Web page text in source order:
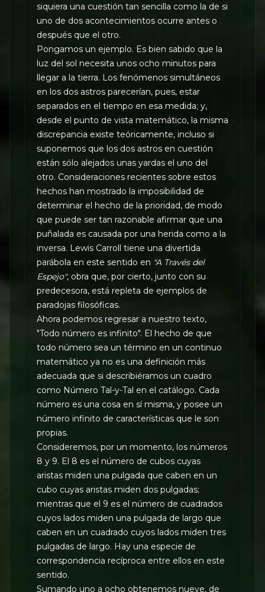
siquiera una cuestión tan sencilla como la de si
uno de dos acontecimientos ocurre antes o
después que el otro.
Pongamos un ejemplo. Es bien sabido que la
luz del sol necesita unos ocho minutos para
llegar a la tierra. Los fenómenos simultáneos
en los dos astros parecerían, pues, estar
separados en el tiempo en esa medida; y,
desde el punto de vista matemático, la misma
discrepancia existe teóricamente, incluso si
suponemos que los dos astros en cuestión
están sólo alejados unas yardas el uno del
otro. Consideraciones recientes sobre estos
hechos han mostrado la imposibilidad de
determinar el hecho de la prioridad, de modo
que puede ser tan razonable afirmar que una
puñalada es causada por una herida como a la
inversa. Lewis Carroll tiene una divertida
parábola en este sentido en "A Través del
Espejo", obra que, por cierto, junto con su
predecesora, está repleta de ejemplos de
paradojas filosóficas.
Ahora podemos regresar a nuestro texto,
"Todo número es infinito". El hecho de que
todo número sea un término en un continuo
matemático ya no es una definición más
adecuada que si describiéramos un cuadro
como Número Tal-y-Tal en el catálogo. Cada
número es una cosa en sí misma, y posee un
número infinito de características que le son
propias.
Consideremos, por un momento, los números
8 y 9. El 8 es el número de cubos cuyas
aristas miden una pulgada que caben en un
cubo cuyas aristas miden dos pulgadas;
mientras que el 9 es el número de cuadrados
cuyos lados miden una pulgada de largo que
caben en un cuadrado cuyos lados miden tres
pulgadas de largo. Hay una especie de
correspondencia recíproca entre ellos en este
sentido.
Sumando uno a ocho obtenemos nueve, de